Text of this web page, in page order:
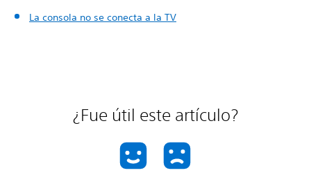
La consola no se conecta a la TV
¿Fue útil este artículo?